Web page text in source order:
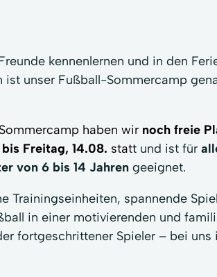
kennenlernen und in den
ist unser Fußball-Sommercamp
haben wir noch freie
bis Freitag, 14.08. statt und ist für
von 6 bis 14 Jahren geeignet.
Trainingseinheiten, spannende
in einer motivierenden und
fortgeschrittener Spieler – bei uns